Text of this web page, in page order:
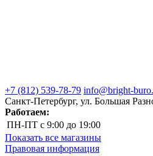
+7 (812) 539-78-79 info@bright-
Санкт-Петербург, ул. Большая
Работаем:
ПН-ПТ с 9:00 до 19:00
Показать все магазины
Правовая информация